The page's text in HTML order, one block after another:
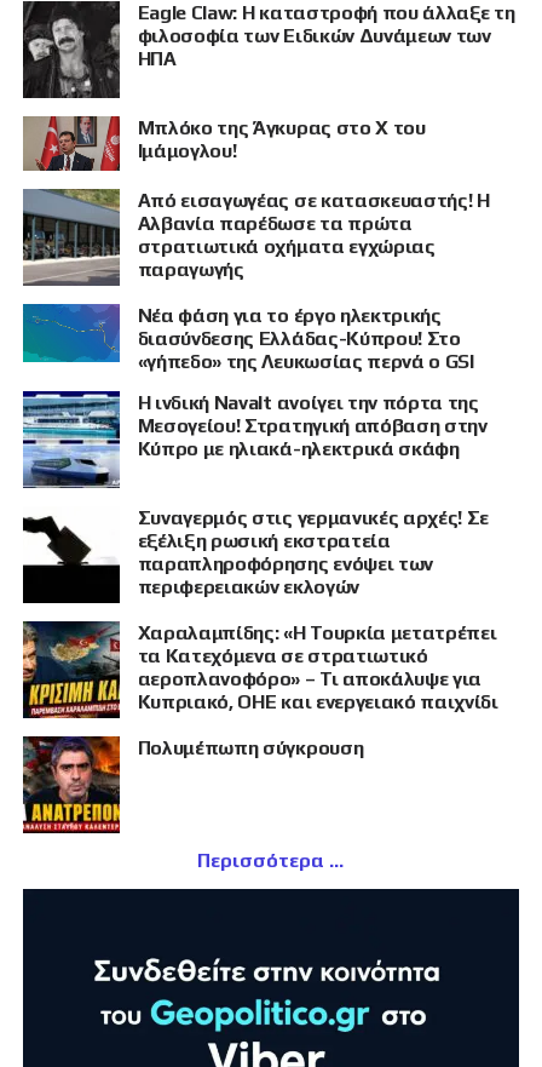
Eagle Claw: Η καταστροφή που άλλαξε τη
φιλοσοφία των Ειδικών Δυνάμεων των
ΗΠΑ
Μπλόκο της Άγκυρας στο X του
Ιμάμογλου!
Από εισαγωγέας σε κατασκευαστής! Η
Αλβανία παρέδωσε τα πρώτα
στρατιωτικά οχήματα εγχώριας
παραγωγής
Νέα φάση για το έργο ηλεκτρικής
διασύνδεσης Ελλάδας-Κύπρου! Στο
«γήπεδο» της Λευκωσίας περνά ο GSI
Η ινδική Navalt ανοίγει την πόρτα της
Μεσογείου! Στρατηγική απόβαση στην
Κύπρο με ηλιακά-ηλεκτρικά σκάφη
Συναγερμός στις γερμανικές αρχές! Σε
εξέλιξη ρωσική εκστρατεία
παραπληροφόρησης ενόψει των
περιφερειακών εκλογών
Χαραλαμπίδης: «Η Τουρκία μετατρέπει
τα Κατεχόμενα σε στρατιωτικό
αεροπλανοφόρο» – Τι αποκάλυψε για
Κυπριακό, ΟΗΕ και ενεργειακό παιχνίδι
Πολυμέπωπη σύγκρουση
Περισσότερα